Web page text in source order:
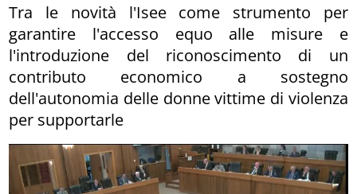
Tra le novità l'Isee come strumento per
garantire l'accesso equo alle misure e
l'introduzione del riconoscimento di un
contributo economico a sostegno
dell'autonomia delle donne vittime di violenza
per supportarle